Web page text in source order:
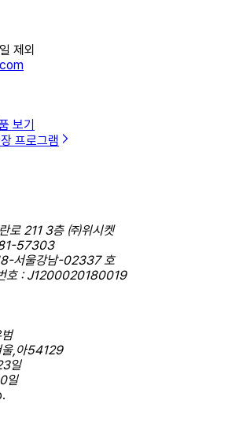
제외
보기
프로그램
로 211 3층 ㈜위시켓
57303
서울강남-02337 호
호 : J1200020180019
울,아54129
일
일